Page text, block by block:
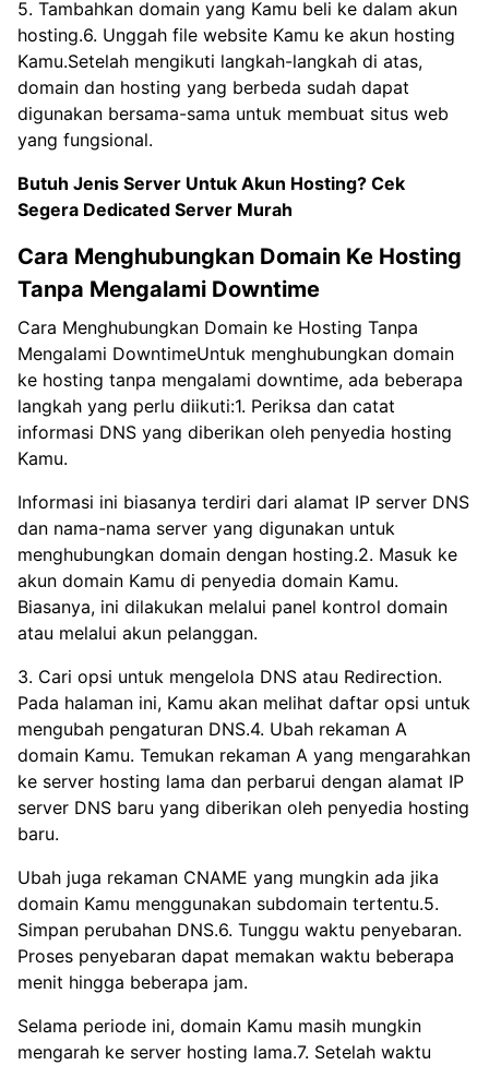
5. Tambahkan domain yang Kamu beli ke dalam akun
hosting.6. Unggah file website Kamu ke akun hosting
Kamu.Setelah mengikuti langkah-langkah di atas,
domain dan hosting yang berbeda sudah dapat
digunakan bersama-sama untuk membuat situs web
yang fungsional.
Butuh Jenis Server Untuk Akun Hosting? Cek
Segera Dedicated Server Murah
Cara Menghubungkan Domain Ke Hosting
Tanpa Mengalami Downtime
Cara Menghubungkan Domain ke Hosting Tanpa
Mengalami DowntimeUntuk menghubungkan domain
ke hosting tanpa mengalami downtime, ada beberapa
langkah yang perlu diikuti:1. Periksa dan catat
informasi DNS yang diberikan oleh penyedia hosting
Kamu.
Informasi ini biasanya terdiri dari alamat IP server DNS
dan nama-nama server yang digunakan untuk
menghubungkan domain dengan hosting.2. Masuk ke
akun domain Kamu di penyedia domain Kamu.
Biasanya, ini dilakukan melalui panel kontrol domain
atau melalui akun pelanggan.
3. Cari opsi untuk mengelola DNS atau Redirection.
Pada halaman ini, Kamu akan melihat daftar opsi untuk
mengubah pengaturan DNS.4. Ubah rekaman A
domain Kamu. Temukan rekaman A yang mengarahkan
ke server hosting lama dan perbarui dengan alamat IP
server DNS baru yang diberikan oleh penyedia hosting
baru.
Ubah juga rekaman CNAME yang mungkin ada jika
domain Kamu menggunakan subdomain tertentu.5.
Simpan perubahan DNS.6. Tunggu waktu penyebaran.
Proses penyebaran dapat memakan waktu beberapa
menit hingga beberapa jam.
Selama periode ini, domain Kamu masih mungkin
mengarah ke server hosting lama.7. Setelah waktu